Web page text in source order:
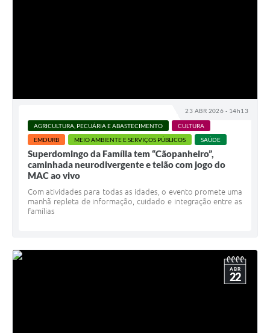
23 ABR 2026 - 14h13
AGRICULTURA, PECUÁRIA E ABASTECIMENTO
CULTURA
EMDURB
MEIO AMBIENTE E SERVIÇOS PÚBLICOS SAÚDE
Superdomingo da Família tem “Cãopanheiro”,
caminhada neurodivergente e telão com jogo do
MAC ao vivo
Com atividades para todas as idades, o evento promete uma
manhã repleta de informação, cuidado e integração entre as
famílias
ABR
22